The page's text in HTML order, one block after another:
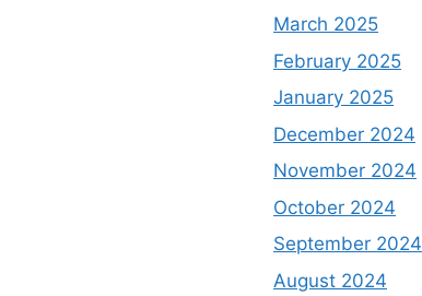
March 2025
February 2025
January 2025
December 2024
November 2024
October 2024
September 2024
August 2024